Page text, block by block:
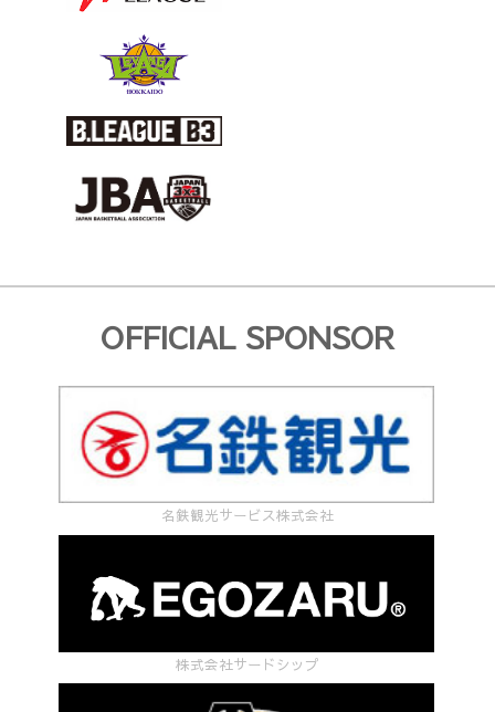
OFFICIAL SPONSOR
名鉄観光サービス株式会社
株式会社サードシップ